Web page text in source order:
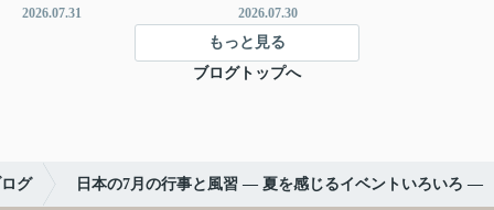
2026.07.31 2026.07.30
もっと見る
ブログトップへ
グ 日本の7月の行事と風習 ― 夏を感じるイベントいろいろ ―